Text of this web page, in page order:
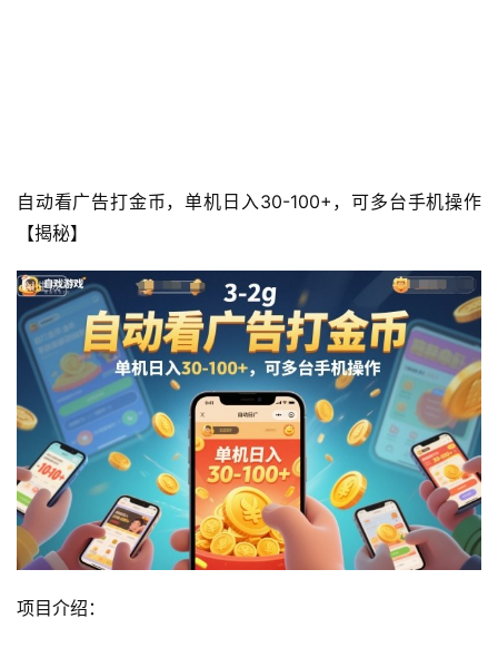
自动看广告打金币，单机日入30-100+，可多台手机操作
【揭秘】
项目介绍：